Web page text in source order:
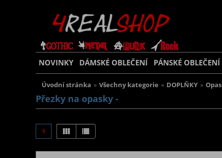
NOVINKY DÁMSKÉ OBLEČENÍ PÁNSKÉ OBLEČENÍ
Úvodní stránka » Všechny kategorie » DOPLŇKY »
Přezky na opasky -
1